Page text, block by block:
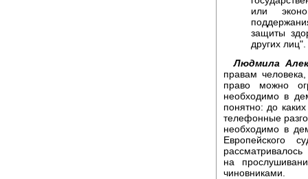
или
защиты
других лиц".
Людмила
правам
право можно
необходимо в
понятно: до
телефонные
необходимо в
Европейского
на
чиновниками.